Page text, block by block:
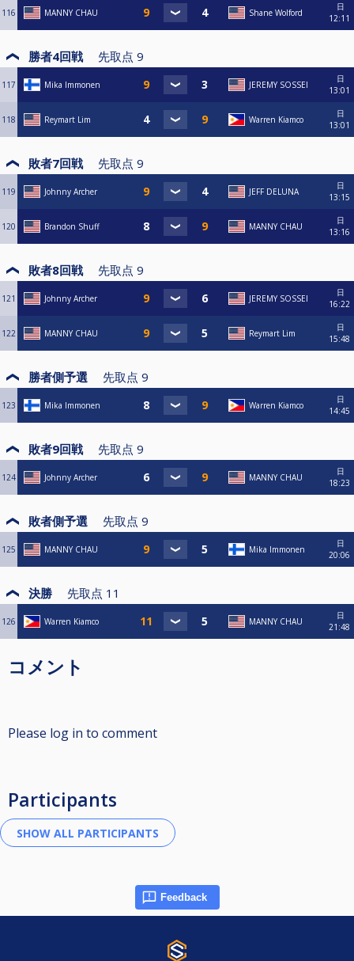
116 MANNY CHAU Shane Wolford
日
12:11
勝者4回戦 先取点 9
117 Mika Immonen JEREMY SOSSEI
日
13:01
118 Reymart Lim Warren Kiamco
日
13:01
敗者7回戦 先取点 9
119 Johnny Archer JEFF DELUNA
日
13:15
120 Brandon Shuff MANNY CHAU
日
13:16
敗者8回戦 先取点 9
121 Johnny Archer JEREMY SOSSEI
日
16:22
122 MANNY CHAU Reymart Lim
日
15:48
勝者側予選 先取点 9
123 Mika Immonen Warren Kiamco
日
14:45
敗者9回戦 先取点 9
124 Johnny Archer MANNY CHAU
日
18:23
敗者側予選 先取点 9
125 MANNY CHAU Mika Immonen
日
20:06
決勝 先取点 11
126 Warren Kiamco MANNY CHAU
日
21:48
コメント
Please log in to comment
Participants
Feedback